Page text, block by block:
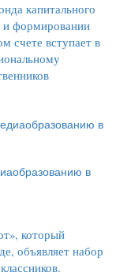
капитального
и формировании
счете вступает в
в
который
объявляет набор